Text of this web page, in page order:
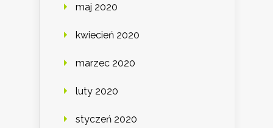
maj 2020
kwiecień 2020
marzec 2020
luty 2020
styczeń 2020